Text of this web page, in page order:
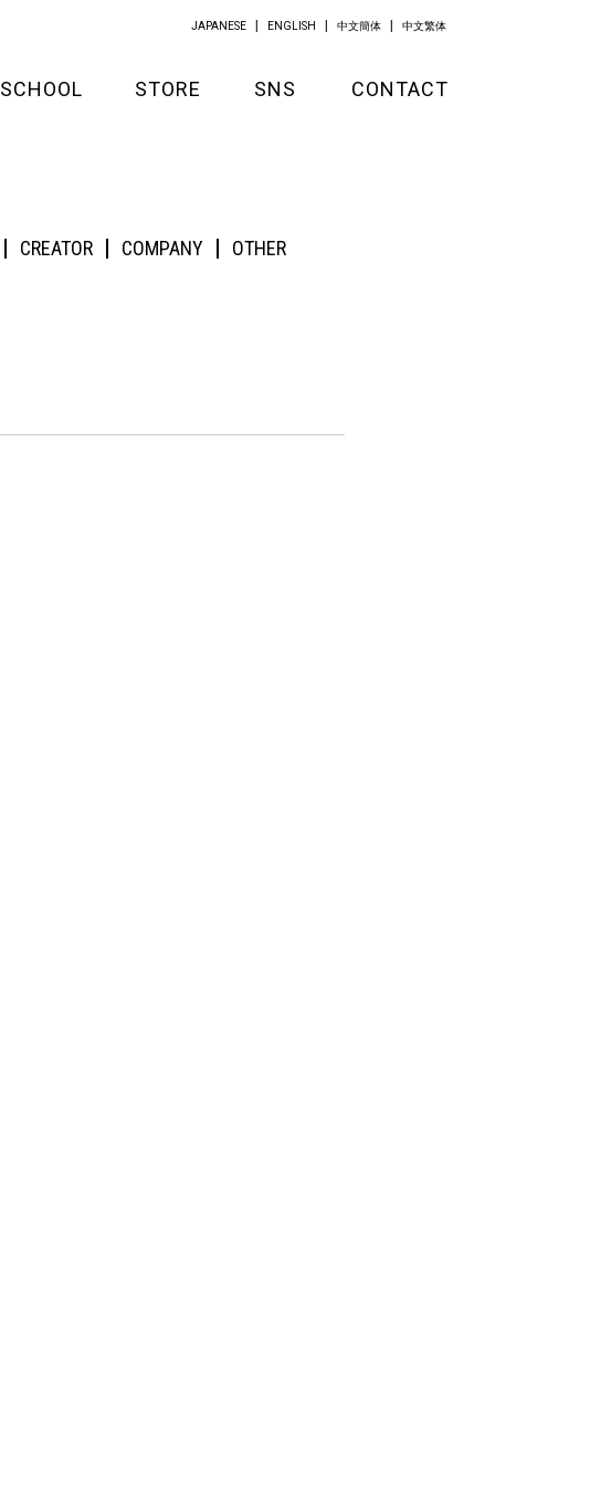
SCHOOL STORE
KITCHEN
SNS CONTACT
JAPANESE ENGLISH 中文簡体 中文繁体
CREATOR COMPANY OTHER